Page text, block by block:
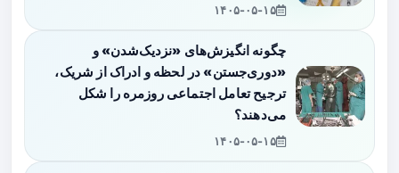
۱۴۰۵-۰۵-۱۵
چگونه انگیزش‌های «نزدیک‌شدن» و
«دوری‌جستن» در لحظه و ادراک از شریک،
ترجیح تعامل اجتماعی روزمره را شکل
می‌دهند؟
۱۴۰۵-۰۵-۱۵